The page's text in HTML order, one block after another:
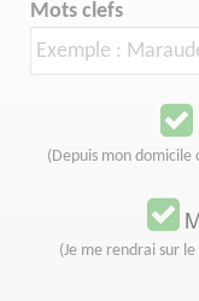
Mots clefs
(Depuis mon domicile
(Je me rendrai sur